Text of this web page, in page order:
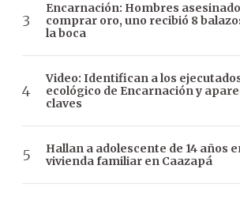
Encarnación: Hombres
comprar oro, uno recibió 8
la boca
Video: Identifican a los
ecológico de Encarnación y
claves
Hallan a adolescente de 14 años
vivienda familiar en Caazapá